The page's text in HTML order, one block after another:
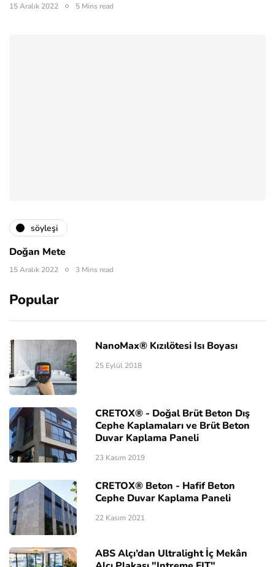
15 Aralık 2022 5 Mins read
söyleşi
Doğan Mete
15 Aralık 2022 3 Mins read
Popular
NanoMax® Kızılötesi Isı Boyası
25 Eylül 2018
CRETOX® - Doğal Brüt Beton Dış
Cephe Kaplamaları ve Brüt Beton
Duvar Kaplama Paneli
23 Kasım 2019
CRETOX® Beton - Hafif Beton
Cephe Duvar Kaplama Paneli
22 Kasım 2021
ABS Alçı’dan Ultralight İç Mekân